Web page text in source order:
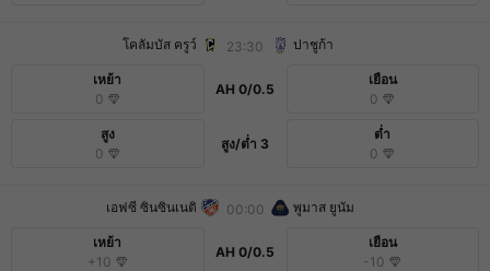
โคลัมบัส ครูว์ 23:30 ปาชูก้า
เหย้า
0
AH 0/0.5
เยือน
0
สูง
0
สูง/ต่ำ 3
ต่ำ
0
เอฟซี ซินซินเนติ 00:00 พูมาส ยูนัม
เหย้า
+10
AH 0/0.5
เยือน
-10